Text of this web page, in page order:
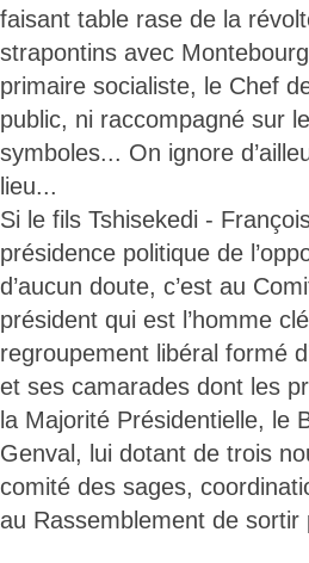
faisant table rase de la
strapontins avec
primaire socialiste, le Chef
public, ni raccompagné sur
symboles... On ignore
lieu...
Si le fils Tshisekedi -
présidence politique de
d’aucun doute, c’est au
président qui est l’homme
regroupement libéral formé
et ses camarades dont les
la Majorité Présidentielle, le
Genval, lui dotant de trois
comité des sages,
au Rassemblement de sortir